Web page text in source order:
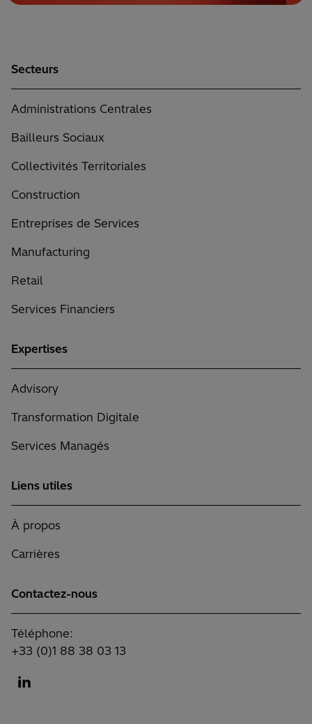
Secteurs
Administrations Centrales
Bailleurs Sociaux
Collectivités Territoriales
Construction
Entreprises de Services
Manufacturing
Retail
Services Financiers
Expertises
Advisory
Transformation Digitale
Services Managés
Liens utiles
À propos
Carrières
Contactez-nous
Téléphone:
+33 (0)1 88 38 03 13